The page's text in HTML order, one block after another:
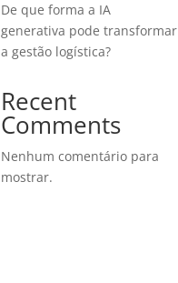
De que forma a IA
generativa pode transformar
a gestão logística?
Recent
Comments
Nenhum comentário para
mostrar.